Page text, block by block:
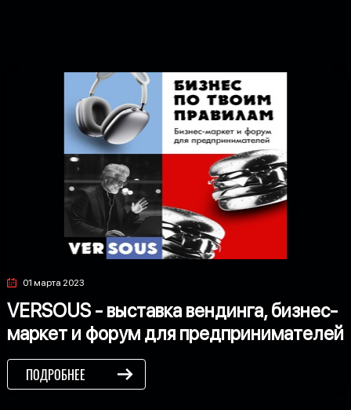
01 марта 2023
VERSOUS - выставка вендинга, бизнес-
маркет и форум для предпринимателей
ПОДРОБНЕЕ